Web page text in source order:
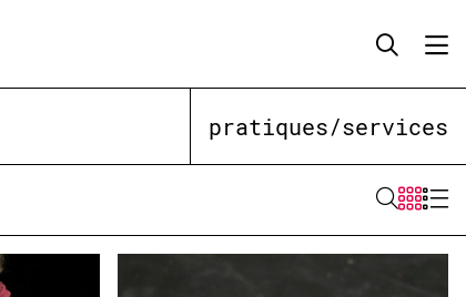
pratiques/services